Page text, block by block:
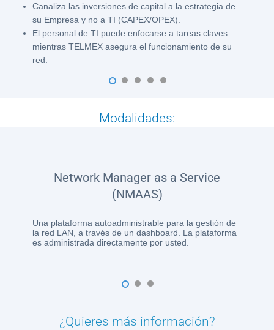
Canaliza las inversiones de capital a la estrategia de
su Empresa y no a TI (CAPEX/OPEX).
El personal de TI puede enfocarse a tareas claves
mientras TELMEX asegura el funcionamiento de su
red.
1 2 3 4 5
Modalidades:
Network Manager as a Service
(NMAAS)
Una plataforma autoadministrable para la gestión de
la red LAN, a través de un dashboard. La plataforma
es administrada directamente por usted.
1 2 3
¿Quieres más información?